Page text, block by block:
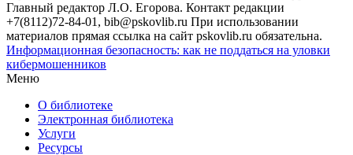
Главный редактор Л.О. Егорова. Контакт редакции
+7(8112)72-84-01, bib@pskovlib.ru При использовании
материалов прямая ссылка на сайт pskovlib.ru обязательна.
Информационная безопасность: как не поддаться на уловки
кибермошенников
Меню
О библиотеке
Электронная библиотека
Услуги
Ресурсы